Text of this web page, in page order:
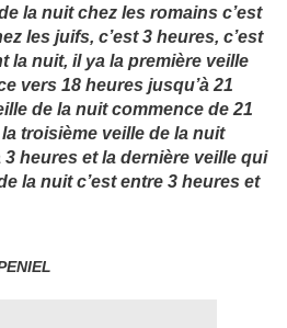
la nuit chez les romains c’est
les juifs, c’est 3 heures, c’est
la nuit, il ya la première veille
vers 18 heures jusqu’à 21
de la nuit commence de 21
troisième veille de la nuit
heures et la dernière veille qui
la nuit c’est entre 3 heures et